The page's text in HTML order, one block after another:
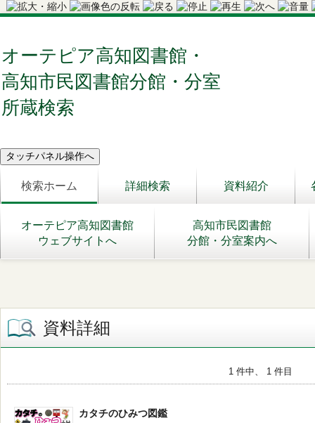
オーテピア高知図書館・
高知市民図書館分館・分室
所蔵検索
検索ホーム 詳細検索 資料紹介
オーテピア高知図書館
ウェブサイトへ
高知市民図書館
分館・分室案内へ
資料詳細
1 件中、 1 件目
カタチのひみつ図鑑